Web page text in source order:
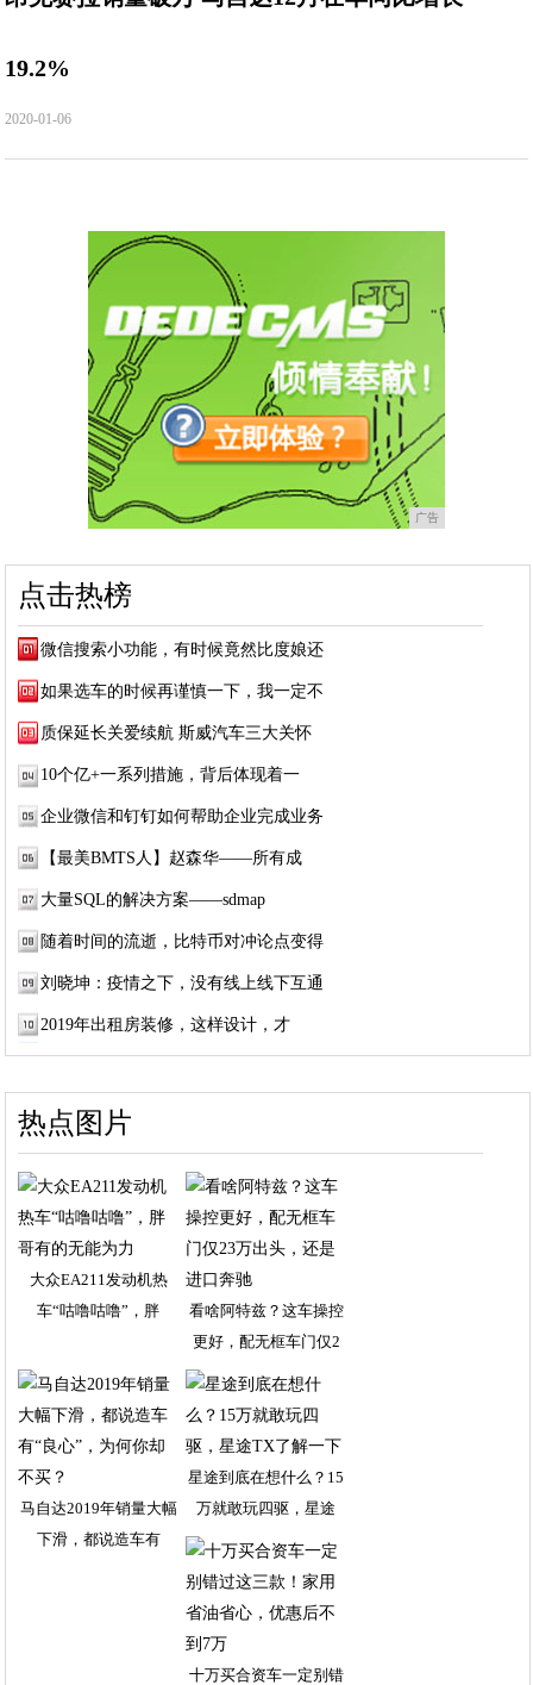
19.2%
2020-01-06
广告
点击热榜
微信搜索小功能，有时候竟然比度娘还
如果选车的时候再谨慎一下，我一定不
质保延长关爱续航 斯威汽车三大关怀
10个亿+一系列措施，背后体现着一
企业微信和钉钉如何帮助企业完成业务
【最美BMTS人】赵森华——所有成
大量SQL的解决方案——sdmap
随着时间的流逝，比特币对冲论点变得
刘晓坤：疫情之下，没有线上线下互通
2019年出租房装修，这样设计，才
热点图片
大众EA211发动机热
车“咕噜咕噜”，胖
看啥阿特兹？这车操控
更好，配无框车门仅2
马自达2019年销量大幅
下滑，都说造车有
星途到底在想什么？15
万就敢玩四驱，星途
十万买合资车一定别错